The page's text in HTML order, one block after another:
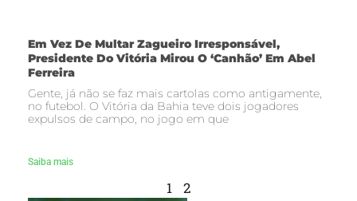
Em Vez De Multar Zagueiro Irresponsável,
Presidente Do Vitória Mirou O ‘canhão’ Em Abel
Ferreira
Gente, já não se faz mais cartolas como antigamente,
no futebol. O Vitória da Bahia teve dois jogadores
expulsos de campo, no jogo em que
Saiba mais
1 2